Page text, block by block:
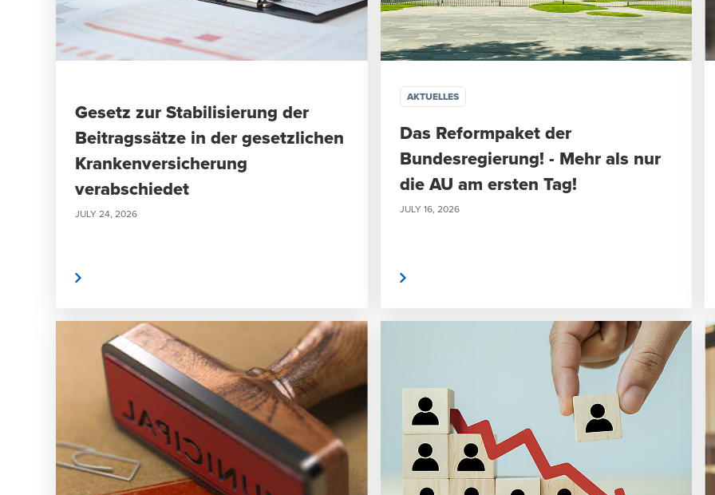
Gesetz zur Stabilisierung der
Beitragssätze in der gesetzlichen
Krankenversicherung
verabschiedet
JULY 24, 2026
AKTUELLES
Das Reformpaket der
Bundesregierung! - Mehr als nur
die AU am ersten Tag!
JULY 16, 2026